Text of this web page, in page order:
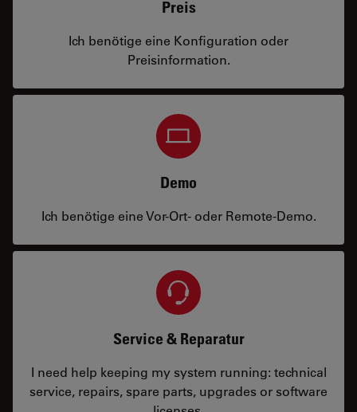
Preis
Ich benötige eine Konfiguration oder
Preisinformation.
Demo
Ich benötige eine Vor-Ort- oder Remote-Demo.
Service & Reparatur
I need help keeping my system running: technical
service, repairs, spare parts, upgrades or software